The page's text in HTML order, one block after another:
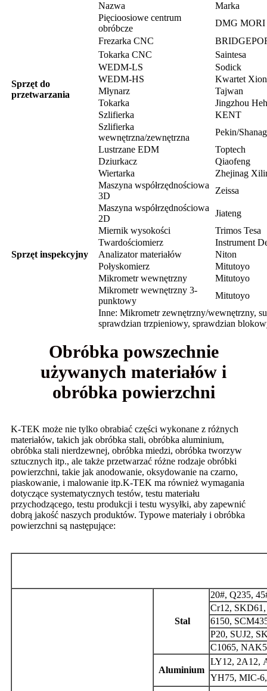
Sprzęt do
przetwarzania
Nazwa
Marka
Pięcioosiowe centrum
obróbcze
DMG MORI
Frezarka CNC
Tokarka CNC
Saintesa
WEDM-LS
Sodick
WEDM-HS
Kwartet
Młynarz
Tajwan
Tokarka
Jingzhou
Szlifierka
KENT
Szlifierka
wewnętrzna/zewnętrzna
Pekin/
Lustrzane EDM
Toptech
Dziurkacz
Qiaofeng
Wiertarka
Zhejinag
Sprzęt inspekcyjny
Maszyna współrzędnościowa
3D
Zeissa
Maszyna współrzędnościowa
2D
Jiateng
Miernik wysokości
Trimos Tesa
Twardościomierz
Instrument
Analizator materiałów
Niton
Połyskomierz
Mitutoyo
Mikrometr wewnętrzny
Mitutoyo
Mikrometr wewnętrzny 3-
punktowy
Mitutoyo
Inne: Mikrometr zewnętrzny/wewnętrzny,
sprawdzian trzpieniowy, sprawdzian
Obróbka powszechnie
używanych materiałów i
obróbka powierzchni
K-TEK może nie tylko obrabiać części wykonane z różnych
materiałów, takich jak obróbka stali, obróbka aluminium,
obróbka stali nierdzewnej, obróbka miedzi, obróbka tworzyw
sztucznych itp., ale także przetwarzać różne rodzaje obróbki
powierzchni, takie jak anodowanie, oksydowanie na czarno,
piaskowanie, i malowanie itp.K-TEK ma również wymagania
dotyczące systematycznych testów, testu materiału
przychodzącego, testu produkcji i testu wysyłki, aby zapewnić
dobrą jakość naszych produktów. Typowe materiały i obróbka
powierzchni są następujące:
Stal
20#, Q235,
Cr12, SKD61
6150,
P20, SUJ2,
C1065,
Aluminium
LY12, 2A12,
YH75, MIC-6